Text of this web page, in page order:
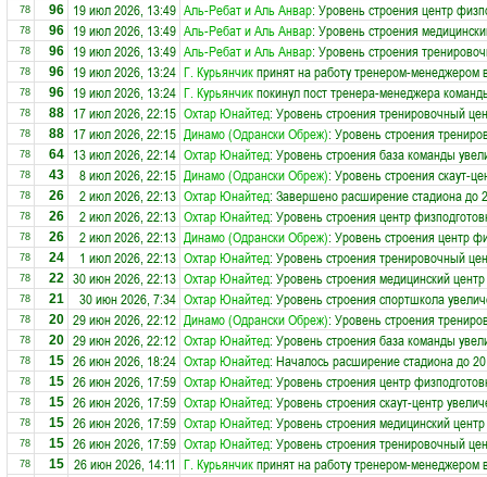
78 96 19 июл 2026, 13:49 Аль-Ребат и Аль Анвар: Уровень строения центр
78 96 19 июл 2026, 13:49 Аль-Ребат и Аль Анвар: Уровень строения
78 96 19 июл 2026, 13:49 Аль-Ребат и Аль Анвар: Уровень строения
78 96 19 июл 2026, 13:24 Г. Курьянчикпринят на работу тренером-менеджером
78 96 19 июл 2026, 13:24 Г. Курьянчикпокинул пост тренера-менеджера
78 88 17 июл 2026, 22:15 Охтар Юнайтед: Уровень строения тренировочный
78 88 17 июл 2026, 22:15 Динамо (Одрански Обреж): Уровень строения
78 64 13 июл 2026, 22:14 Охтар Юнайтед: Уровень строения база команды
78 43 8 июл 2026, 22:15 Динамо (Одрански Обреж): Уровень строения скаут-
78 26 2 июл 2026, 22:13 Охтар Юнайтед: Завершено расширение стадиона до
78 26 2 июл 2026, 22:13 Охтар Юнайтед: Уровень строения центр
78 26 2 июл 2026, 22:13 Динамо (Одрански Обреж): Уровень строения центр
78 24 1 июл 2026, 22:13 Охтар Юнайтед: Уровень строения тренировочный
78 22 30 июн 2026, 22:13 Охтар Юнайтед: Уровень строения медицинский
78 21 30 июн 2026, 7:34 Охтар Юнайтед: Уровень строения спортшкола
78 20 29 июн 2026, 22:12 Динамо (Одрански Обреж): Уровень строения
78 20 29 июн 2026, 22:12 Охтар Юнайтед: Уровень строения база команды
78 15 26 июн 2026, 18:24 Охтар Юнайтед: Началось расширение стадиона до
78 15 26 июн 2026, 17:59 Охтар Юнайтед: Уровень строения центр
78 15 26 июн 2026, 17:59 Охтар Юнайтед: Уровень строения скаут-центр
78 15 26 июн 2026, 17:59 Охтар Юнайтед: Уровень строения медицинский
78 15 26 июн 2026, 17:59 Охтар Юнайтед: Уровень строения тренировочный
78 15 26 июн 2026, 14:11 Г. Курьянчикпринят на работу тренером-менеджером